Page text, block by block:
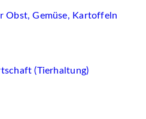
Obst, Gemüse, Kartoffeln
(Tierhaltung)